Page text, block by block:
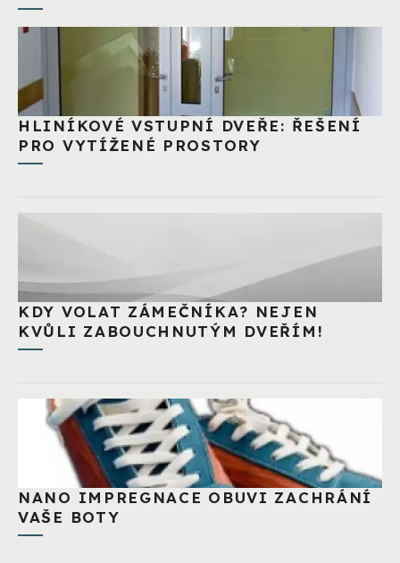
HLINÍKOVÉ VSTUPNÍ DVEŘE: ŘEŠENÍ
PRO VYTÍŽENÉ PROSTORY
KDY VOLAT ZÁMEČNÍKA? NEJEN
KVŮLI ZABOUCHNUTÝM DVEŘÍM!
NANO IMPREGNACE OBUVI ZACHRÁNÍ
VAŠE BOTY